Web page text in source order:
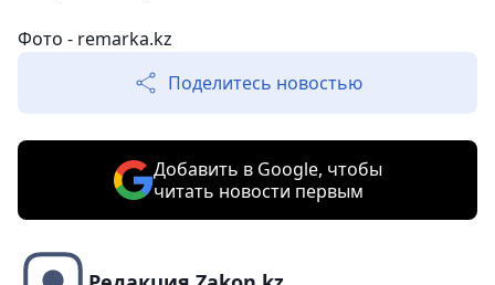
Фото - remarka.kz
Поделитесь новостью
Добавить в Google, чтобы
читать новости первым